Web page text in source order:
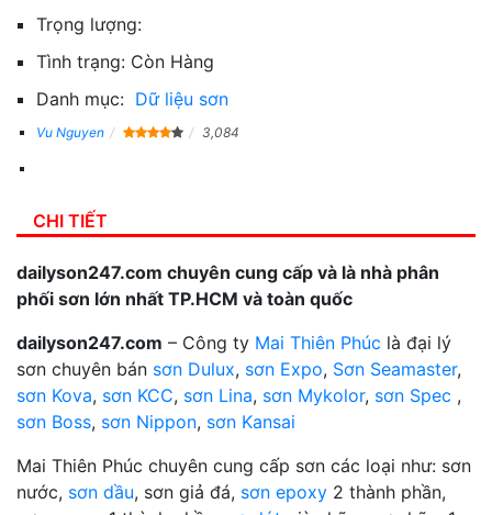
Trọng lượng:
Tình trạng: Còn Hàng
Danh mục: Dữ liệu sơn
Vu Nguyen 3,084
CHI TIẾT
dailyson247.com chuyên cung cấp và là nhà phân
phối sơn lớn nhất TP.HCM và toàn quốc
dailyson247.com – Công ty Mai Thiên Phúc là đại lý
sơn chuyên bán sơn Dulux, sơn Expo, Sơn Seamaster,
sơn Kova, sơn KCC, sơn Lina, sơn Mykolor, sơn Spec ,
sơn Boss, sơn Nippon, sơn Kansai
Mai Thiên Phúc chuyên cung cấp sơn các loại như: sơn
nước, sơn dầu, sơn giả đá, sơn epoxy 2 thành phần,